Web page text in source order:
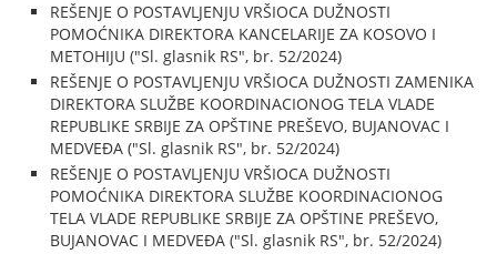
REŠENJE O POSTAVLJENJU VRŠIOCA DUŽNOSTI
POMOĆNIKA DIREKTORA KANCELARIJE ZA KOSOVO I
METOHIJU ("Sl. glasnik RS", br. 52/2024)
REŠENJE O POSTAVLJENJU VRŠIOCA DUŽNOSTI ZAMENIKA
DIREKTORA SLUŽBE KOORDINACIONOG TELA VLADE
REPUBLIKE SRBIJE ZA OPŠTINE PREŠEVO, BUJANOVAC I
MEDVEĐA ("Sl. glasnik RS", br. 52/2024)
REŠENJE O POSTAVLJENJU VRŠIOCA DUŽNOSTI
POMOĆNIKA DIREKTORA SLUŽBE KOORDINACIONOG
TELA VLADE REPUBLIKE SRBIJE ZA OPŠTINE PREŠEVO,
BUJANOVAC I MEDVEĐA ("Sl. glasnik RS", br. 52/2024)